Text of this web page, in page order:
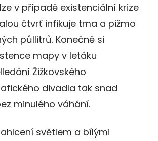
v případě existenciální krize
čtvrť infikuje tma a pižmo
půllitrů. Konečně si
mapy v letáku
Žižkovského
divadla tak snad
minulého váhání.
světlem a bílými